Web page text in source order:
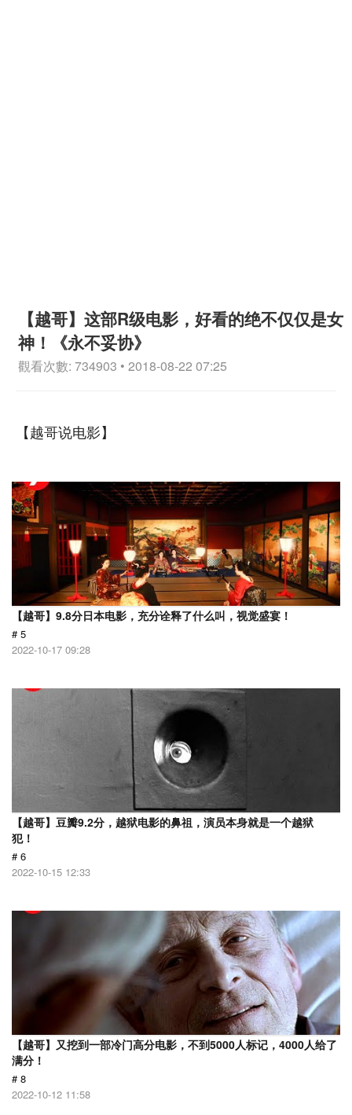
【越哥】这部R级电影，好看的绝不仅仅是女
神！《永不妥协》
觀看次數: 734903 • 2018-08-22 07:25
【越哥说电影】
【越哥】9.8分日本电影，充分诠释了什么叫，视觉盛宴！
# 5
2022-10-17 09:28
【越哥】豆瓣9.2分，越狱电影的鼻祖，演员本身就是一个越狱
犯！
# 6
2022-10-15 12:33
【越哥】又挖到一部冷门高分电影，不到5000人标记，4000人给了
满分！
# 8
2022-10-12 11:58